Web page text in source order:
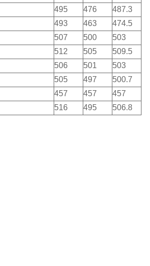
495 476
487.3
493 463
474.5
507 500
503
512 505
509.5
506 501
503
505 497
500.7
457 457
457
516 495 506.8